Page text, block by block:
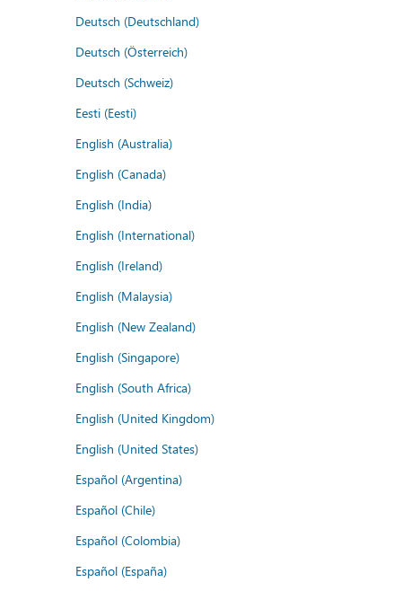
Deutsch (Deutschland)
Deutsch (Österreich)
Deutsch (Schweiz)
Eesti (Eesti)
English (Australia)
English (Canada)
English (India)
English (International)
English (Ireland)
English (Malaysia)
English (New Zealand)
English (Singapore)
English (South Africa)
English (United Kingdom)
English (United States)
Español (Argentina)
Español (Chile)
Español (Colombia)
Español (España)